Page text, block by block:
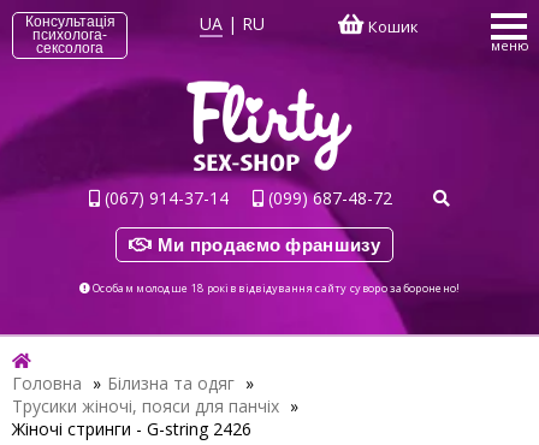
Консультація
психолога-
сексолога
UA | RU Кошик
меню
(067) 914-37-14 (099) 687-48-72
Ми продаємо франшизу
Особам молодше 18 років відвідування сайту суворо заборонено!
Головна » Білизна та одяг »
Трусики жіночі, пояси для панчіх »
Жіночі стринги - G-string 2426